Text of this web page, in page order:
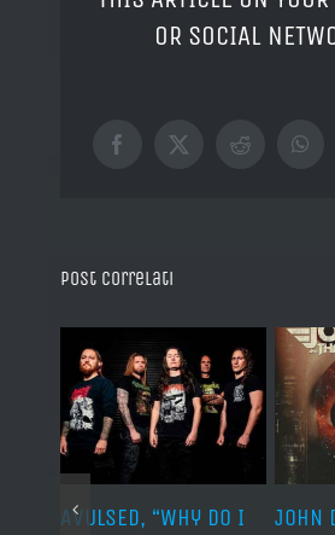
OR SOCIAL
Facebook
X Reddit
Post correlati
AVULSED, “Why Do I
JOHN